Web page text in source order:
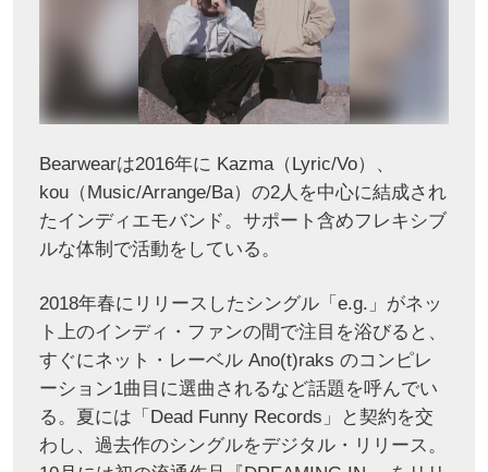
Bearwearは2016年に Kazma（Lyric/Vo）、
kou（Music/Arrange/Ba）の2人を中心に結成され
たインディエモバンド。サポート含めフレキシブ
ルな体制で活動をしている。
2018年春にリリースしたシングル「e.g.」がネッ
ト上のインディ・ファンの間で注目を浴びると、
すぐにネット・レーベル Ano(t)raks のコンピレ
ーション1曲目に選曲されるなど話題を呼んでい
る。夏には「Dead Funny Records」と契約を交
わし、過去作のシングルをデジタル・リリース。